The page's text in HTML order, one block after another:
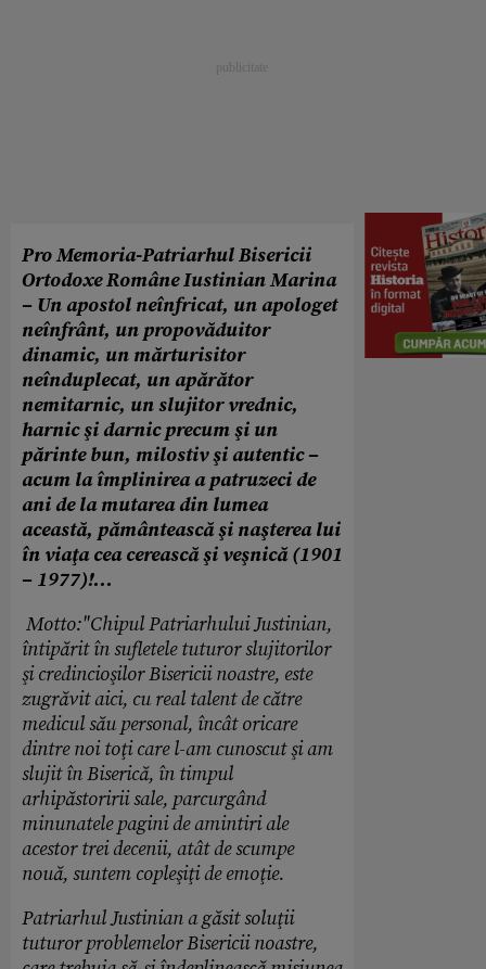
Pro Memoria-Patriarhul Bisericii
Ortodoxe Române Iustinian Marina
– Un apostol neînfricat, un apologet
neînfrânt, un propovăduitor
dinamic, un mărturisitor
neînduplecat, un apărător
nemitarnic, un slujitor vrednic,
harnic şi darnic precum şi un
părinte bun, milostiv şi autentic –
acum la împlinirea a patruzeci de
ani de la mutarea din lumea
această, pământească şi naşterea lui
în viaţa cea cerească şi veşnică (1901
– 1977)!...
Motto:"Chipul Patriarhului Justinian,
întipărit în sufletele tuturor slujitorilor
şi credincioşilor Bisericii noastre, este
zugrăvit aici, cu real talent de către
medicul său personal, încât oricare
dintre noi toţi care l-am cunoscut şi am
slujit în Biserică, în timpul
arhipăstoririi sale, parcurgând
minunatele pagini de amintiri ale
acestor trei decenii, atât de scumpe
nouă, suntem copleşiţi de emoţie.
Patriarhul Justinian a găsit soluţii
tuturor problemelor Bisericii noastre,